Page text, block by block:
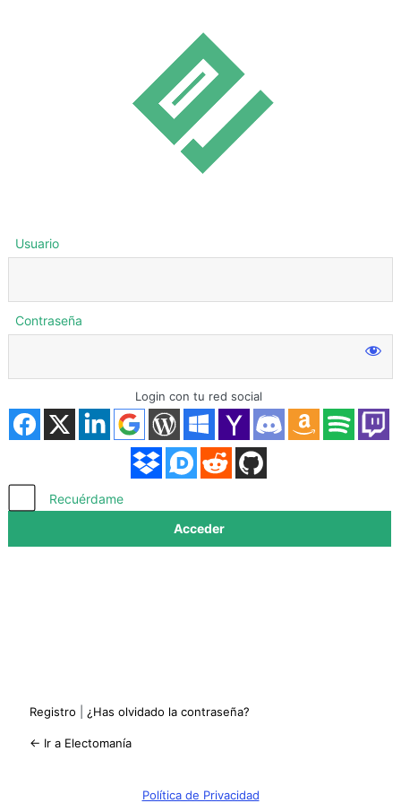
Acceder
Usuario
Contraseña
Login con tu red social
Recuérdame
Registro ¿Has olvidado la contraseña?
← Ir a Electomanía
Política de Privacidad